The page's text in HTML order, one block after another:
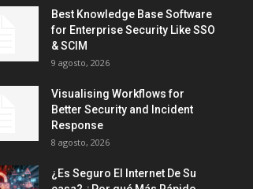
Best Knowledge Base Software
for Enterprise Security Like SSO
& SCIM
9 agosto, 2026
Visualising Workflows for
Better Security and Incident
Response
8 agosto, 2026
¿Es Seguro El Internet De Su